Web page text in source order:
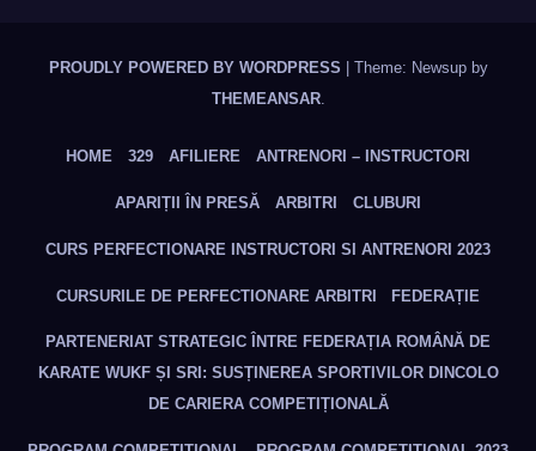
PROUDLY POWERED BY WORDPRESS
Theme: Newsup by
THEMEANSAR.
HOME 329 AFILIERE ANTRENORI – INSTRUCTORI
APARIȚII ÎN PRESĂ ARBITRI CLUBURI
CURS PERFECTIONARE INSTRUCTORI SI ANTRENORI 2023
CURSURILE DE PERFECTIONARE ARBITRI FEDERAȚIE
PARTENERIAT STRATEGIC ÎNTRE FEDERAȚIA ROMÂNĂ DE
KARATE WUKF ȘI SRI: SUSȚINEREA SPORTIVILOR DINCOLO
DE CARIERA COMPETIȚIONALĂ